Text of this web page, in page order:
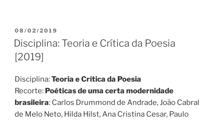
PUBLICADO
EM
08/02/2019
Disciplina: Teoria e Crítica da Poesia
[2019]
Disciplina:Teoria e Crítica da Poesia
Recorte: Poéticas de uma certa modernidade
brasileira: Carlos Drummond de Andrade, João Cabral
de Melo Neto, Hilda Hilst, Ana Cristina Cesar, Paulo